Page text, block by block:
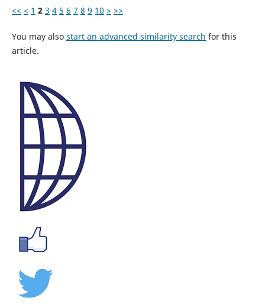
<< < 1 2 3 4 5 6 7 8 9 10 > >>
You may also start an advanced similarity search for this
article.